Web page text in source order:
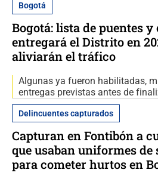
Bogotá
Bogotá: lista de puentes y
entregará el Distrito en
aliviarán el tráfico
Algunas ya fueron habilitadas,
entregas previstas antes de
Delincuentes capturados
Capturan en Fontibón a
que usaban uniformes de
para cometer hurtos en